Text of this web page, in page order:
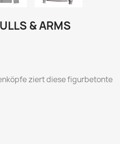
& ARMS
ziert diese figurbetonte